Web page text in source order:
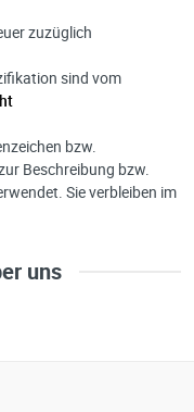
zuzüglich
sind vom
bzw.
Beschreibung bzw.
Sie verbleiben im
uns